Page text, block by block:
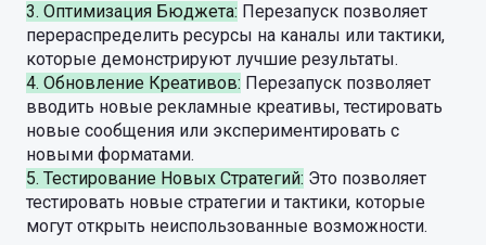
3. Оптимизация Бюджета: Перезапуск позволяет
перераспределить ресурсы на каналы или тактики,
которые демонстрируют лучшие результаты.
4. Обновление Креативов: Перезапуск позволяет
вводить новые рекламные креативы, тестировать
новые сообщения или экспериментировать с
новыми форматами.
5. Тестирование Новых Стратегий: Это позволяет
тестировать новые стратегии и тактики, которые
могут открыть неиспользованные возможности.